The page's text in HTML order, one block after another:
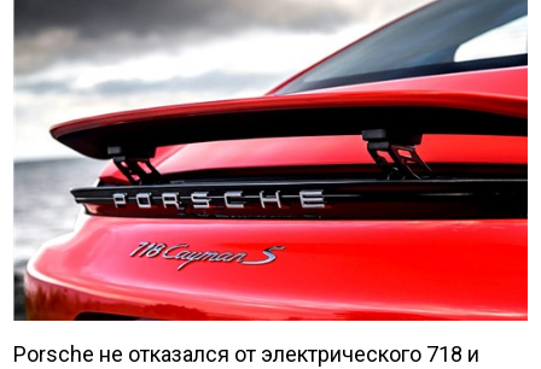
Porsche не отказался от электрического 718 и